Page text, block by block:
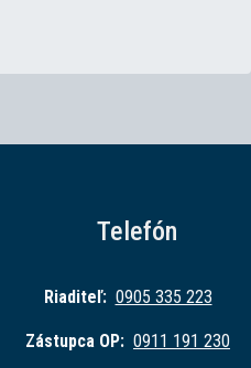
Telefón
Riaditeľ: 0905 335 223
Zástupca OP: 0911 191 230